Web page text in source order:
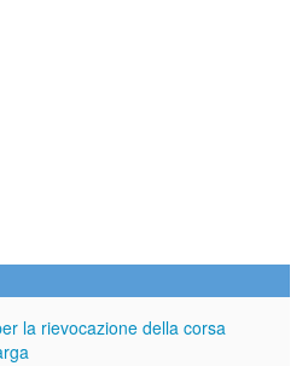
la rievocazione della corsa